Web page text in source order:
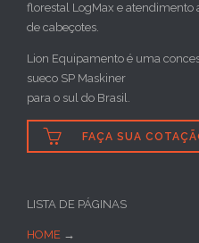
florestal LogMax e
de cabeçotes.
Lion Equipamento é uma
sueco SP Maskiner
para o sul do Brasil.
 FAÇA SUA
LISTA DE PÁGINAS
HOME →